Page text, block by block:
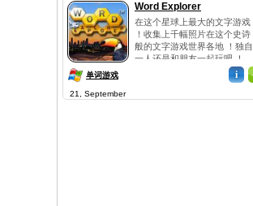
Word Explorer
在这个星球上最大的文字游戏
！收集上千幅照片在这个史诗
般的文字游戏世界各地 ！独自
一人还是和朋友一起玩吧 ！
单词游戏 i
21, September